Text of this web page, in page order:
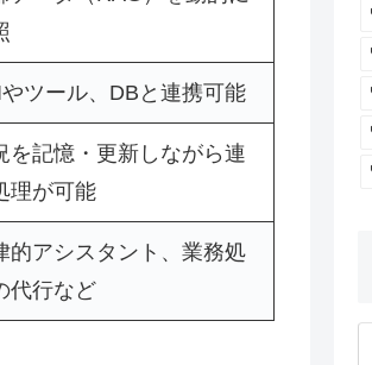
ツール、DBと連携可能
を記憶・更新しながら連
理が可能
的アシスタント、業務処
代行など